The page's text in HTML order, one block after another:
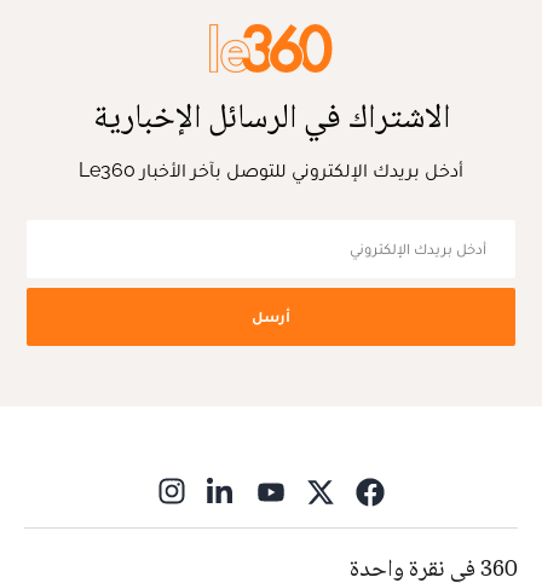
الاشتراك في الرسائل الإخبارية
أدخل بريدك الإلكتروني للتوصل بآخر الأخبار Le360
أرسل
360 في نقرة واحدة